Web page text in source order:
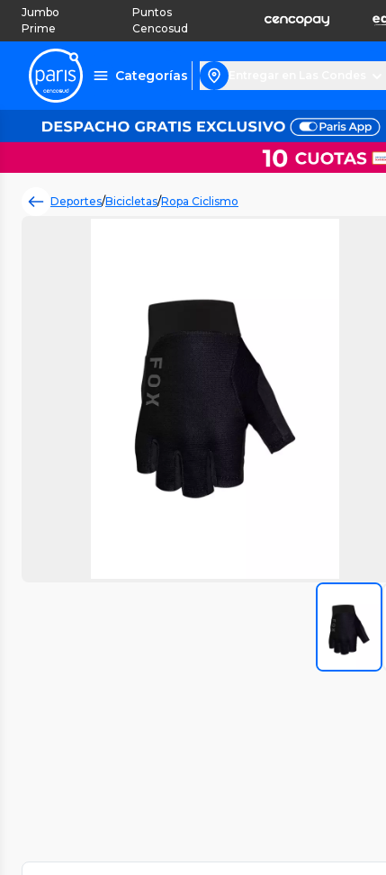
Jumbo
Prime
Puntos
Cencosud
Categorías
Deportes/Bicicletas/Ropa Ciclismo